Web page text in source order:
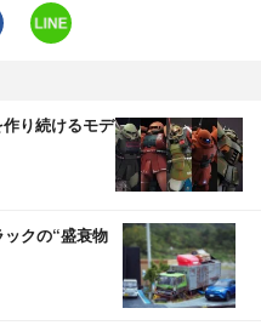
り続けるモデ
クの“盛衰物